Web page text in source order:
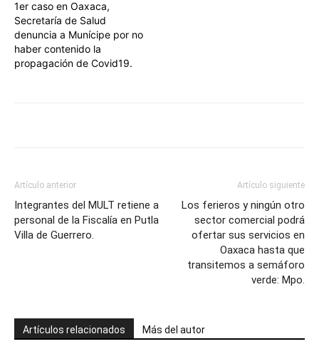
1er caso en Oaxaca,
Secretaría de Salud
denuncia a Munícipe por no
haber contenido la
propagación de Covid19.
Artículo anterior
Integrantes del MULT retiene a
personal de la Fiscalía en Putla
Villa de Guerrero.
Artículo siguiente
Los ferieros y ningún otro
sector comercial podrá
ofertar sus servicios en
Oaxaca hasta que
transitemos a semáforo
verde: Mpo.
Artículos relacionados Más del autor